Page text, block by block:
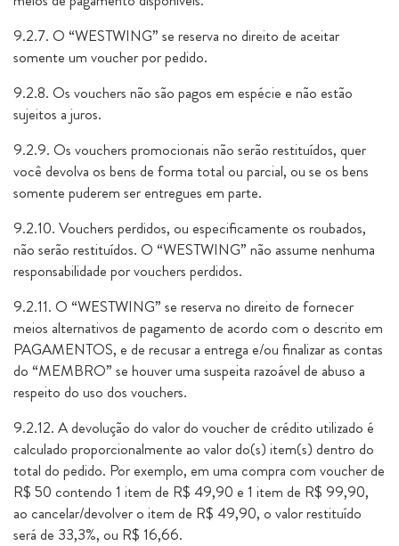
9.2.7. O “WESTWING” se reserva no direito de aceitar
somente um voucher por pedido.
9.2.8. Os vouchers não são pagos em espécie e não estão
sujeitos a juros.
9.2.9. Os vouchers promocionais não serão restituídos, quer
você devolva os bens de forma total ou parcial, ou se os bens
somente puderem ser entregues em parte.
9.2.10. Vouchers perdidos, ou especificamente os roubados,
não serão restituídos. O “WESTWING” não assume nenhuma
responsabilidade por vouchers perdidos.
9.2.11. O “WESTWING” se reserva no direito de fornecer
meios alternativos de pagamento de acordo com o descrito em
PAGAMENTOS, e de recusar a entrega e/ou finalizar as contas
do “MEMBRO” se houver uma suspeita razoável de abuso a
respeito do uso dos vouchers.
9.2.12. A devolução do valor do voucher de crédito utilizado é
calculado proporcionalmente ao valor do(s) item(s) dentro do
total do pedido. Por exemplo, em uma compra com voucher de
R$ 50 contendo 1 item de R$ 49,90 e 1 item de R$ 99,90,
ao cancelar/devolver o item de R$ 49,90, o valor restituído
será de 33,3%, ou R$ 16,66.